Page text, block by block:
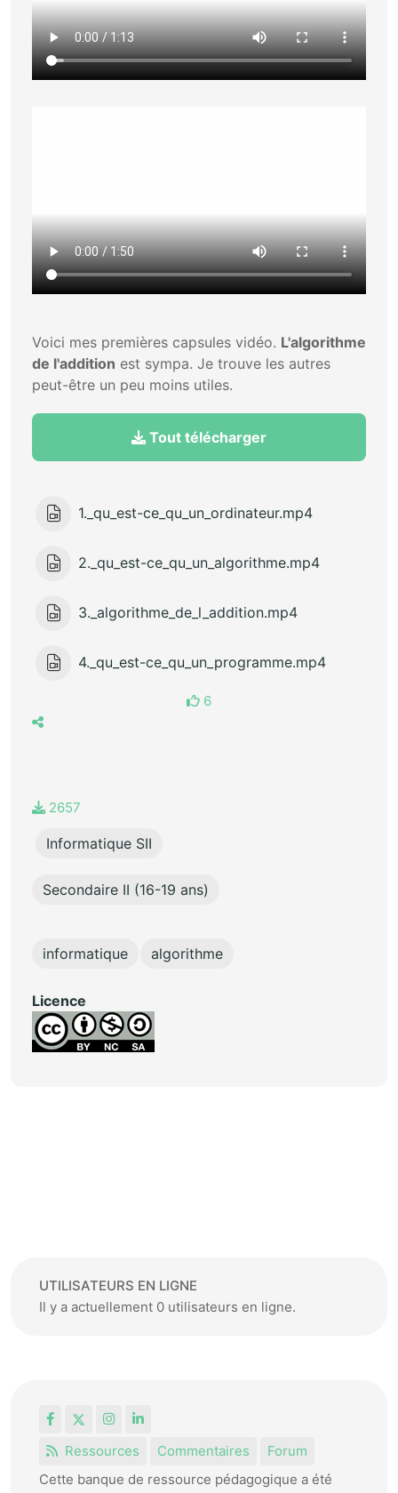
Voici mes premières capsules vidéo. L'algorithme
de l'addition est sympa. Je trouve les autres
peut-être un peu moins utiles.
Tout télécharger
1._qu_est-ce_qu_un_ordinateur.mp4
2._qu_est-ce_qu_un_algorithme.mp4
3._algorithme_de_l_addition.mp4
4._qu_est-ce_qu_un_programme.mp4
6
2657
Informatique SII
Secondaire II (16-19 ans)
informatique algorithme
Licence
UTILISATEURS EN LIGNE
Il y a actuellement 0 utilisateurs en ligne.
FacebookInstagram
LinkedIn
Ressources
Commentaires
Forum
Cette banque de ressource pédagogique a été